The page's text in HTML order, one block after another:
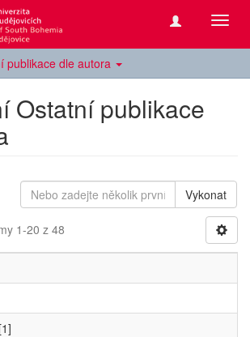
publikace dle autora
Ostatní publikace
Vykonat
1-20 z 48
[1]